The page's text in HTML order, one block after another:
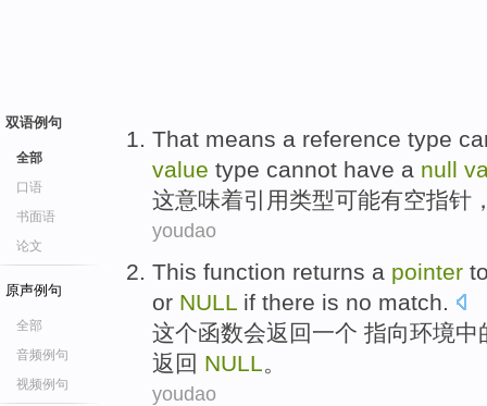
双语例句
全部
口语
书面语
论文
原声例句
全部
音频例句
视频例句
That means a reference type
value type cannot have a null
这意味着引用类型可能有空指针
youdao
This function returns a pointer
or NULL if there is no match.
这个函数会返回 一个 指向环境中
返回 NULL。
youdao